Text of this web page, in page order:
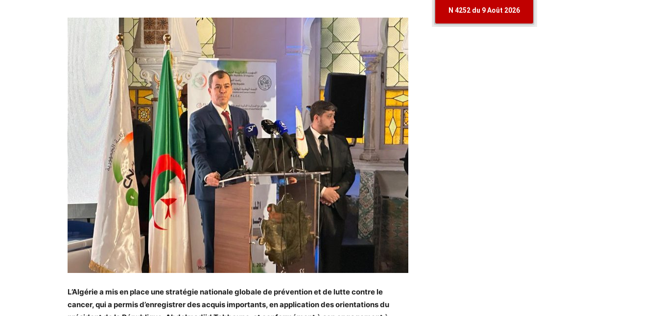
L’Algérie a mis en place une stratégie nationale globale de prévention et de lutte contre le
cancer, qui a permis d’enregistrer des acquis importants, en application des orientations du